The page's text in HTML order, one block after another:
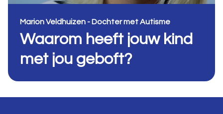
Marion Veldhuizen - Dochter met Autisme
Waarom heeft jouw kind
met jou geboft?